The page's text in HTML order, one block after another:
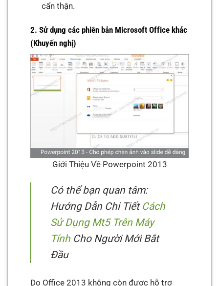
cẩn thận.
2. Sử dụng các phiên bản Microsoft Office khác
(Khuyến nghị)
Giới Thiệu Về Powerpoint 2013
Có thể bạn quan tâm:
Hướng Dẫn Chi Tiết Cách
Sử Dụng Mt5 Trên Máy
TínhCho Người Mới Bắt
Đầu
Do Office 2013 không còn được hỗ trợ